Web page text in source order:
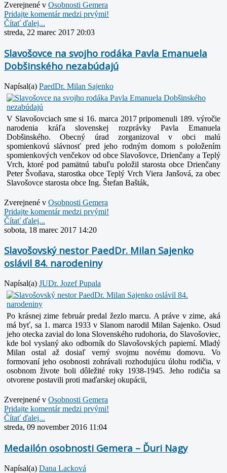
Zverejnené v Osobnosti Gemera
Pridajte komentár medzi prvými!
Čítať ďalej...
streda, 22 marec 2017 20:03
Slavošovce na svojho rodáka Pavla Emanuela
Dobšinského nezabúdajú
Napísal(a) PaedDr. Milan Sajenko
V Slavošovciach sme si 16. marca 2017 pripomenuli 189. výročie
narodenia kráľa slovenskej rozprávky Pavla Emanuela
Dobšinského. Obecný úrad zorganizoval v obci malú
spomienkovú slávnosť pred jeho rodným domom s položením
spomienkových venčekov od obce Slavošovce, Drienčany a Teplý
Vrch, ktoré pod pamätnú tabuľu položil starosta obce Drienčany
Peter Švoňava, starostka obce Teplý Vrch Viera Janšová, za obec
Slavošovce starosta obce Ing. Štefan Bašták,
Zverejnené v Osobnosti Gemera
Pridajte komentár medzi prvými!
Čítať ďalej...
sobota, 18 marec 2017 14:20
Slavošovský nestor PaedDr. Milan Sajenko
oslávil 84. narodeniny
Napísal(a) JUDr. Jozef Pupala
Po krásnej zime február predal žezlo marcu. A práve v zime, aká
má byť, sa 1. marca 1933 v Slanom narodil Milan Sajenko. Osud
jeho otecka zavial do lona Slovenského rudohoria, do Slavošoviec,
kde bol vyslaný ako odborník do Slavošovských papierní. Mladý
Milan ostal až dosiaľ verný svojmu novému domovu. Vo
formovaní jeho osobnosti zohrávali rozhodujúcu úlohu rodičia, v
osobnom živote boli dôležité roky 1938-1945. Jeho rodičia sa
otvorene postavili proti maďarskej okupácii,
Zverejnené v Osobnosti Gemera
Pridajte komentár medzi prvými!
Čítať ďalej...
streda, 09 november 2016 11:04
Medailón osobnosti Gemera – Ďuri Nagy
Napísal(a) Dana Lacková